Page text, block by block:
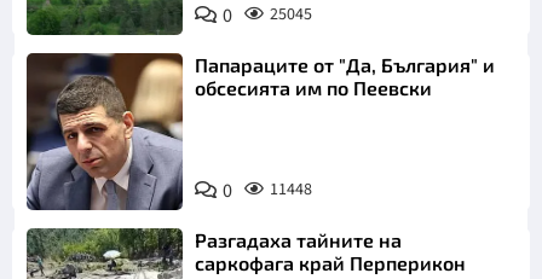
0 25045
Папараците от "Да, България" и
обсесията им по Пеевски
0 11448
Разгадаха тайните на
саркофага край Перперикон